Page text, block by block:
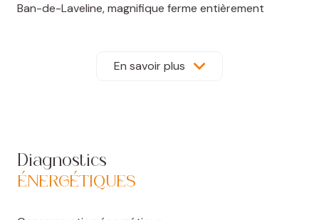
Ban-de-Laveline, magnifique ferme entièrement
Développant environ 380 m² habitables, cette
propriété de caractère conjugue avec élégance le
vasque), petit salon donnant accès à la cuisine
séparée, une petite salle d'eau (douche et vasque),
Un espace bien-être entièrement aménagé accessible
En savoir plus
Diagnostics
ÉNERGÉTIQUES